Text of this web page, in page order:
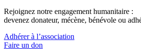
Rejoignez notre engagement humanitaire :
devenez donateur, mécène, bénévole ou
Adhérer à l’association
Faire un don